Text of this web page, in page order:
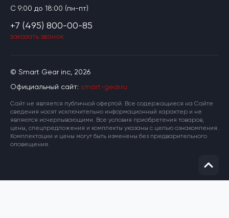
© Smart Gear inc, 2026
Официальный сайт: smart-gear.ru
Cайт не является публичной офертой. Все содержащиеся на Сайте
сведения носят исключительно информационный характер и не
являются исчерпывающими. Все условия приобретения товаров,
цены, спецпредложения и комплекты указаны с целью ознакомления.
Комплектации и цены могут быть изменены без предварительного
оповещения.
C 9:00 до 18:00 (пн-пт)
+7 (495) 800-00-85
заказать звонок